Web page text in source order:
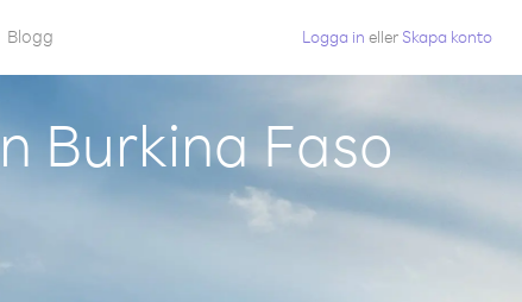
Blogg Logga in eller Skapa konto
Burkina Faso